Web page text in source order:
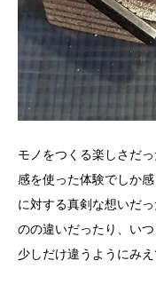
モノをつくる楽しさだ
感を使った体験でしか
に対する真剣な想いだ
のの違いだったり、い
少しだけ違うようにみ